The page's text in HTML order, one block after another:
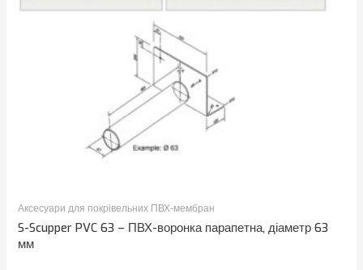
Аксесуари для покрівельних ПВХ-мембран
S-Scupper PVC 63 – ПВХ-воронка парапетна, діаметр 63
мм